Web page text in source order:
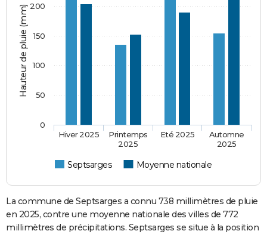
Hauteur de pluie (mm)
Septsarges Moyenne nationale
Hiver 2025
Printemps
2025
Eté 2025
Automne
2025
0
50
100
150
200
La commune de Septsarges a connu 738 millimètres de pluie
en 2025, contre une moyenne nationale des villes de 772
millimètres de précipitations. Septsarges se situe à la position